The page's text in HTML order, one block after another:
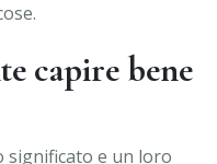
capire bene
significato e un loro